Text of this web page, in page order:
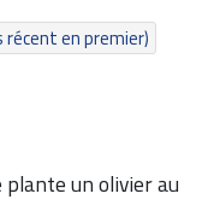
récent en premier)
un olivier au